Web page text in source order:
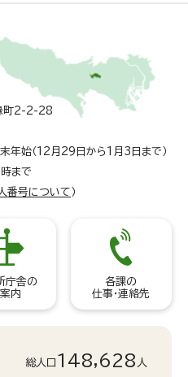
町2-2-28
末年始（12月29日から1月3日まで）
まで
番号について ）
庁舎の
内
各課の
仕事・連絡先
総人口 148,628 人